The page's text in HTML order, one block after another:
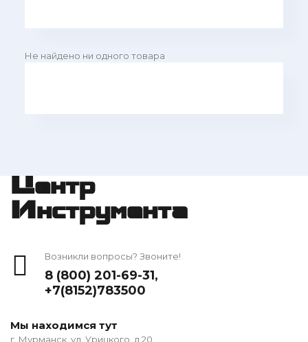
Не найдено ни одного товара
Центр
Инструмента
Возникли вопросы? Звоните!
8 (800) 201-69-31,
+7(8152)783500
Мы находимся тут
г. Мурманск, ул. Урицкого, д 20